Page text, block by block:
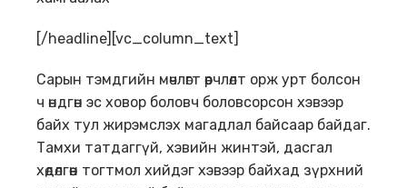
[/headline][vc_column_text]
Сарын тэмдгийн мөчлөгт өөрчлөлт орж урт болсон
ч өндгөн эс ховор боловч боловсорсон хэвээр
байх тул жирэмслэх магадлал байсаар байдаг.
Тамхи татдаггүй, хэвийн жинтэй, дасгал
хөдөлгөөн тогтмол хийдэг хэвээр байхад зүрхний